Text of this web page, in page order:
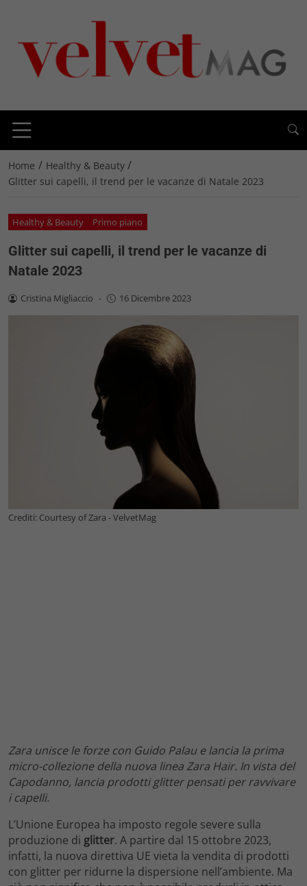
Home / Healthy & Beauty /
Glitter sui capelli, il trend per le vacanze di Natale 2023
Healthy & Beauty Primo piano
Glitter sui capelli, il trend per le vacanze di
Natale 2023
Cristina Migliaccio - 16 Dicembre 2023
Crediti: Courtesy of Zara - VelvetMag
Zara unisce le forze con Guido Palau e lancia la prima
micro-collezione della nuova linea Zara Hair. In vista del
Capodanno, lancia prodotti glitter pensati per ravvivare
i capelli.
L’Unione Europea ha imposto regole severe sulla
produzione di glitter. A partire dal 15 ottobre 2023,
infatti, la nuova direttiva UE vieta la vendita di prodotti
con glitter per ridurne la dispersione nell’ambiente. Ma